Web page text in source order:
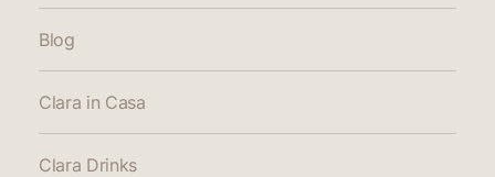
Blog
Clara in Casa
Clara Drinks